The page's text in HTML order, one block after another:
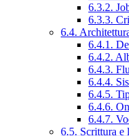
6.3.2.
6.3.3.
6.4.
6.4.1.
6.4.2.
6.4.3.
6.4.4.
6.4.5.
6.4.6.
6.4.7.
6.5. Scrittura e